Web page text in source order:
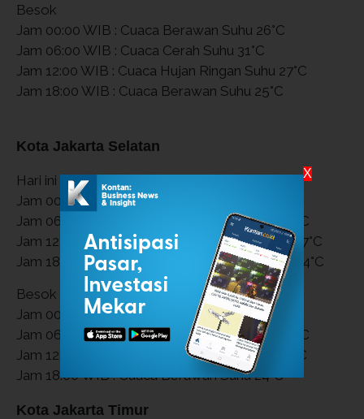
Besok
Jam 00:00 WIB : Cuaca Berawan Suhu 26°C
Jam 06:00 WIB : Cuaca Cerah Suhu 31°C
Jam 12:00 WIB : Cuaca Hujan Ringan Suhu 27°C
Jam 18:00 WIB : Cuaca Berawan Suhu 25°C
Kota Jakarta Selatan
Hari ini
Jam 00:00 WIB : Cuaca Cerah Suhu 25°C
Jam 06:00 WIB : Cuaca Hujan Ringan Suhu 33°C
Jam 12:00 WIB : Cuaca Cerah Berawan Suhu 27°C
Jam 18:00 WIB : Cuaca Cerah Berawan Suhu 24°C
Besok
Jam 00:00 WIB : Cuaca Berawan Suhu 25°C
Jam 06:00 WIB : Cuaca Hujan Ringan Suhu 33°C
Jam 12:00 WIB : Cuaca Hujan Ringan Suhu 27°C
Jam 18:00 WIB : Cuaca Berawan Suhu 24°C
Kota Jakarta Timur
X